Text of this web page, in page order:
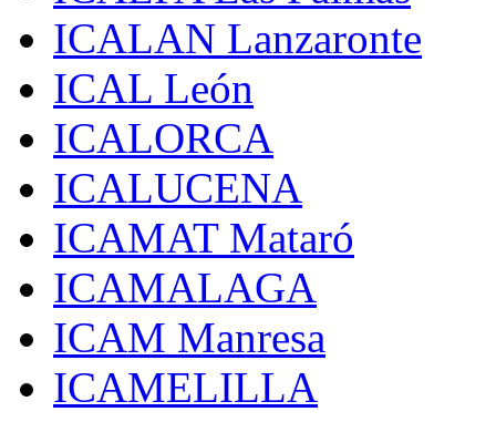
ICALAN Lanzaronte
ICAL León
ICALORCA
ICALUCENA
ICAMAT Mataró
ICAMALAGA
ICAM Manresa
ICAMELILLA